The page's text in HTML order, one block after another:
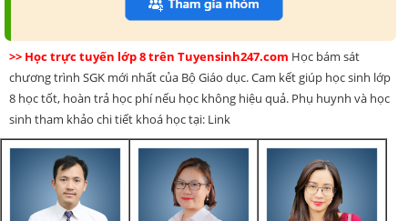
>> Học trực tuyến lớp 8 trên Tuyensinh247.com Học bám sát
chương trình SGK mới nhất của Bộ Giáo dục. Cam kết giúp học sinh lớp
8 học tốt, hoàn trả học phí nếu học không hiệu quả. Phụ huynh và học
sinh tham khảo chi tiết khoá học tại: Link